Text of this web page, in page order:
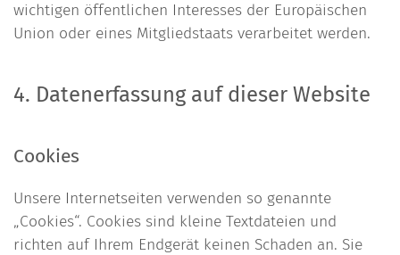
wichtigen öffentlichen Interesses der Europäischen
Union oder eines Mitgliedstaats verarbeitet werden.
4. Datenerfassung auf dieser Website
Cookies
Unsere Internetseiten verwenden so genannte
„Cookies“. Cookies sind kleine Textdateien und
richten auf Ihrem Endgerät keinen Schaden an. Sie